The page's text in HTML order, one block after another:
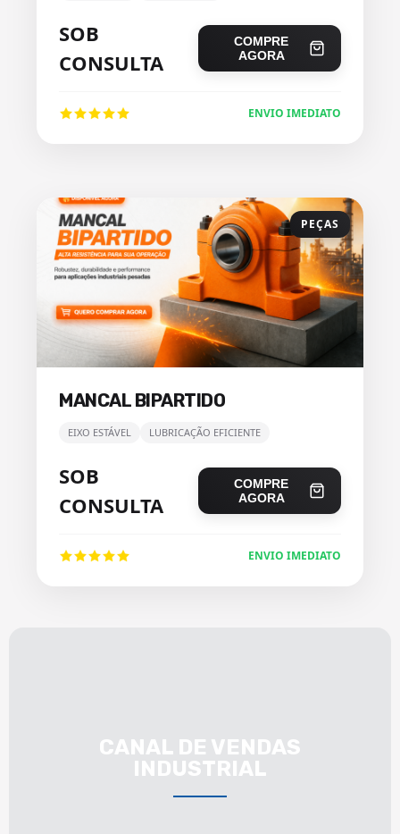
SOB
CONSULTA
COMPRE
AGORA
ENVIO IMEDIATO
PEÇAS
MANCAL BIPARTIDO
EIXO ESTÁVEL LUBRICAÇÃO EFICIENTE
SOB
CONSULTA
COMPRE
AGORA
ENVIO IMEDIATO
CANAL DE VENDAS
INDUSTRIAL